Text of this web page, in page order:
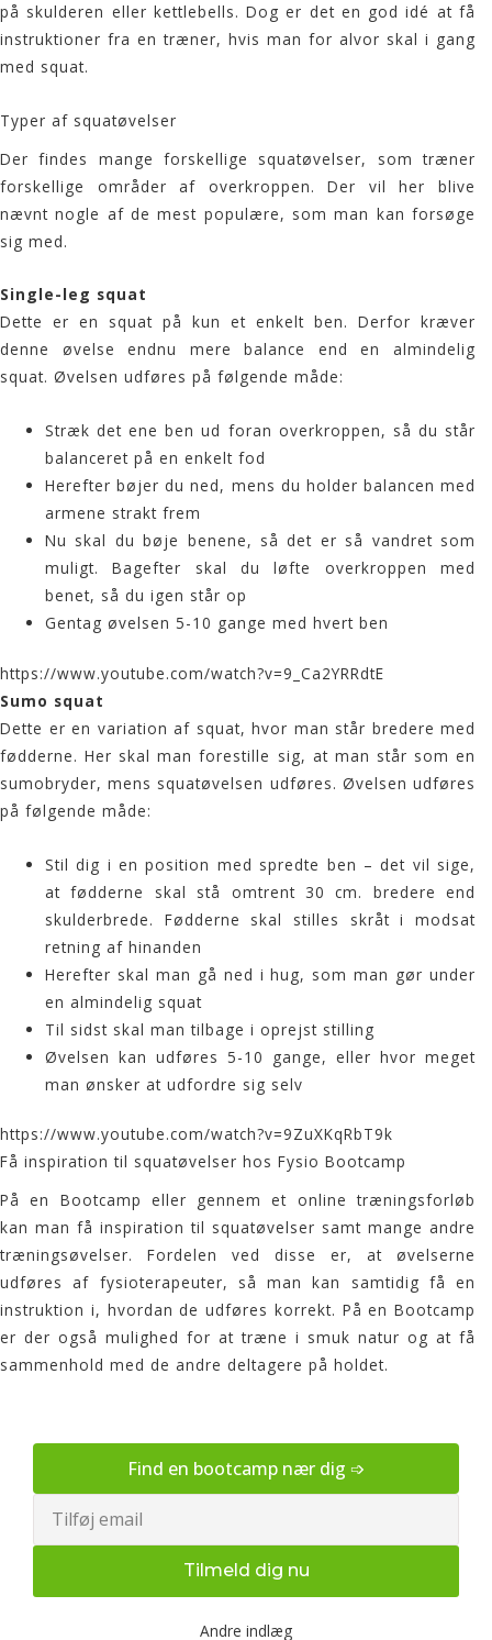
på skulderen eller kettlebells. Dog er det en god idé at få
instruktioner fra en træner, hvis man for alvor skal i gang
med squat.
Typer af squatøvelser
Der findes mange forskellige squatøvelser, som træner
forskellige områder af overkroppen. Der vil her blive
nævnt nogle af de mest populære, som man kan forsøge
sig med.
Single-leg squat
Dette er en squat på kun et enkelt ben. Derfor kræver
denne øvelse endnu mere balance end en almindelig
squat. Øvelsen udføres på følgende måde:
Stræk det ene ben ud foran overkroppen, så du står
balanceret på en enkelt fod
Herefter bøjer du ned, mens du holder balancen med
armene strakt frem
Nu skal du bøje benene, så det er så vandret som
muligt. Bagefter skal du løfte overkroppen med
benet, så du igen står op
Gentag øvelsen 5-10 gange med hvert ben
https://www.youtube.com/watch?v=9_Ca2YRRdtE
Sumo squat
Dette er en variation af squat, hvor man står bredere med
fødderne. Her skal man forestille sig, at man står som en
sumobryder, mens squatøvelsen udføres. Øvelsen udføres
på følgende måde:
Stil dig i en position med spredte ben – det vil sige,
at fødderne skal stå omtrent 30 cm. bredere end
skulderbrede. Fødderne skal stilles skråt i modsat
retning af hinanden
Herefter skal man gå ned i hug, som man gør under
en almindelig squat
Til sidst skal man tilbage i oprejst stilling
Øvelsen kan udføres 5-10 gange, eller hvor meget
man ønsker at udfordre sig selv
https://www.youtube.com/watch?v=9ZuXKqRbT9k
Få inspiration til squatøvelser hos Fysio Bootcamp
På en Bootcamp eller gennem et online træningsforløb
kan man få inspiration til squatøvelser samt mange andre
træningsøvelser. Fordelen ved disse er, at øvelserne
udføres af fysioterapeuter, så man kan samtidig få en
instruktion i, hvordan de udføres korrekt. På en Bootcamp
er der også mulighed for at træne i smuk natur og at få
sammenhold med de andre deltagere på holdet.
Find en bootcamp nær dig ➩
Tilmeld dig nu
Andre indlæg